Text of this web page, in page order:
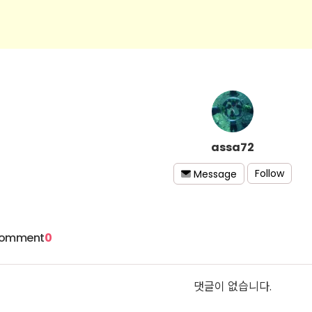
assa72
Message Follow
0
댓글이 없습니다.